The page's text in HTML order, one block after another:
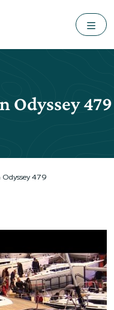
Odyssey 479
Odyssey 479